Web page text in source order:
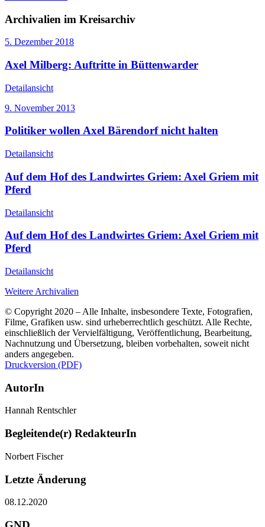
Archivalien im Kreisarchiv
5. Dezember 2018
Axel Milberg: Auftritte in Büttenwarder
Detailansicht
9. November 2013
Politiker wollen Axel Bärendorf nicht halten
Detailansicht
Auf dem Hof des Landwirtes Griem: Axel Griem mit
Pferd
Detailansicht
Auf dem Hof des Landwirtes Griem: Axel Griem mit
Pferd
Detailansicht
Weitere Archivalien
© Copyright 2020 – Alle Inhalte, insbesondere Texte, Fotografien,
Filme, Grafiken usw. sind urheberrechtlich geschützt. Alle Rechte,
einschließlich der Vervielfältigung, Veröffentlichung, Bearbeitung,
Nachnutzung und Übersetzung, bleiben vorbehalten, soweit nicht
anders angegeben.
Druckversion (PDF)
AutorIn
Hannah Rentschler
Begleitende(r) RedakteurIn
Norbert Fischer
Letzte Änderung
08.12.2020